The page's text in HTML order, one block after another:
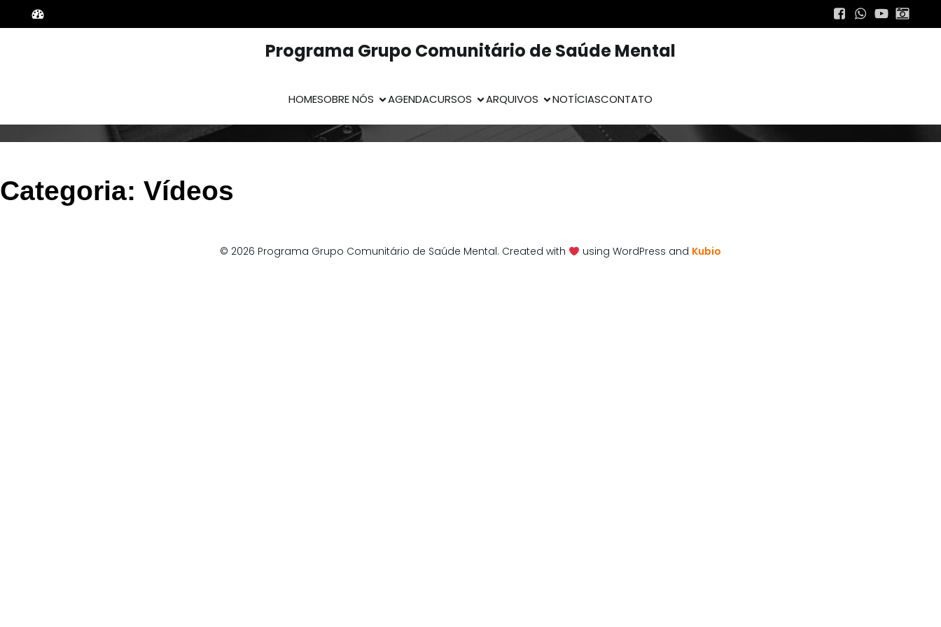
Programa Grupo Comunitário de Saúde Mental
HOMESOBRE NÓS AGENDACURSOS ARQUIVOS NOTÍCIASCONTATO
Categoria: Vídeos
© 2026 Programa Grupo Comunitário de Saúde Mental. Created with using WordPress and Kubio